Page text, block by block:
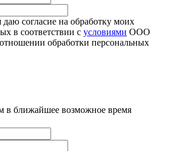
даю согласие на обработку моих
в соответствии с условиями ООО
обработки персональных
в ближайшее возможное время